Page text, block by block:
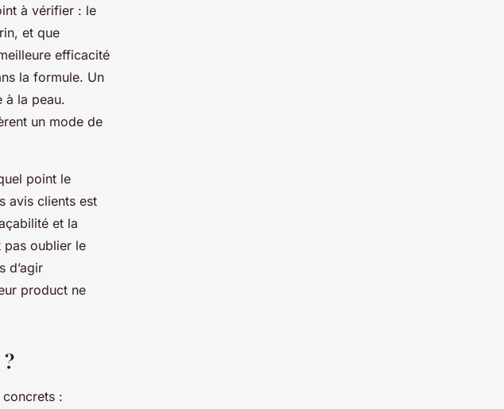
à vérifier : le
et que
efficacité
la formule. Un
à la peau.
un mode de
point le
avis clients est
et la
pas oublier le
d’agir
product ne
concrets :